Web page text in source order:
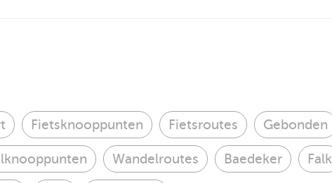
Fietsknooppunten Fietsroutes Gebonden
Wandelroutes Baedeker Falk